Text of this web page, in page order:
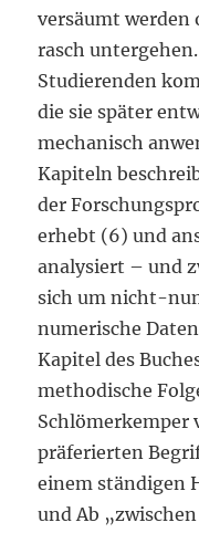
versäumt werden
rasch
Studierenden
die sie später
mechanisch
Kapiteln
der
erhebt (6) und
analysiert – und
sich um nicht-
numerische
Kapitel des
methodische
Schlömerkemper
präferierten
einem ständigen
und Ab